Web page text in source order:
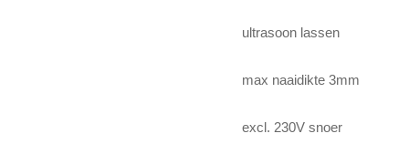
ultrasoon lassen
max naaidikte 3mm
excl. 230V snoer